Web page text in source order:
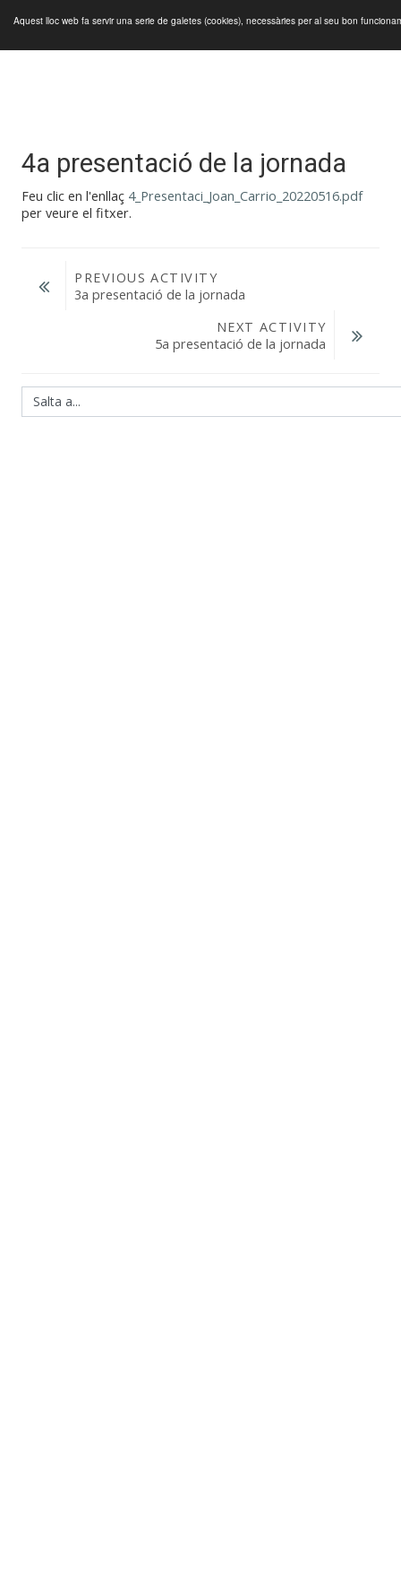
Aquest lloc web fa servir una serie de galetes (cookies), necessàries per al seu bon
Panell lateral
4a presentació de la jornada
Feu clic en l'enllaç 4_Presentaci_Joan_Carrio_20220516.pdf
per veure el fitxer.
PREVIOUS ACTIVITY
3a presentació de la jornada
NEXT ACTIVITY
5a presentació de la jornada
Salta a...